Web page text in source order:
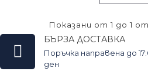
Показани от 1 до 1
БЪРЗА ДОСТАВКА
Поръчка направена до
ден